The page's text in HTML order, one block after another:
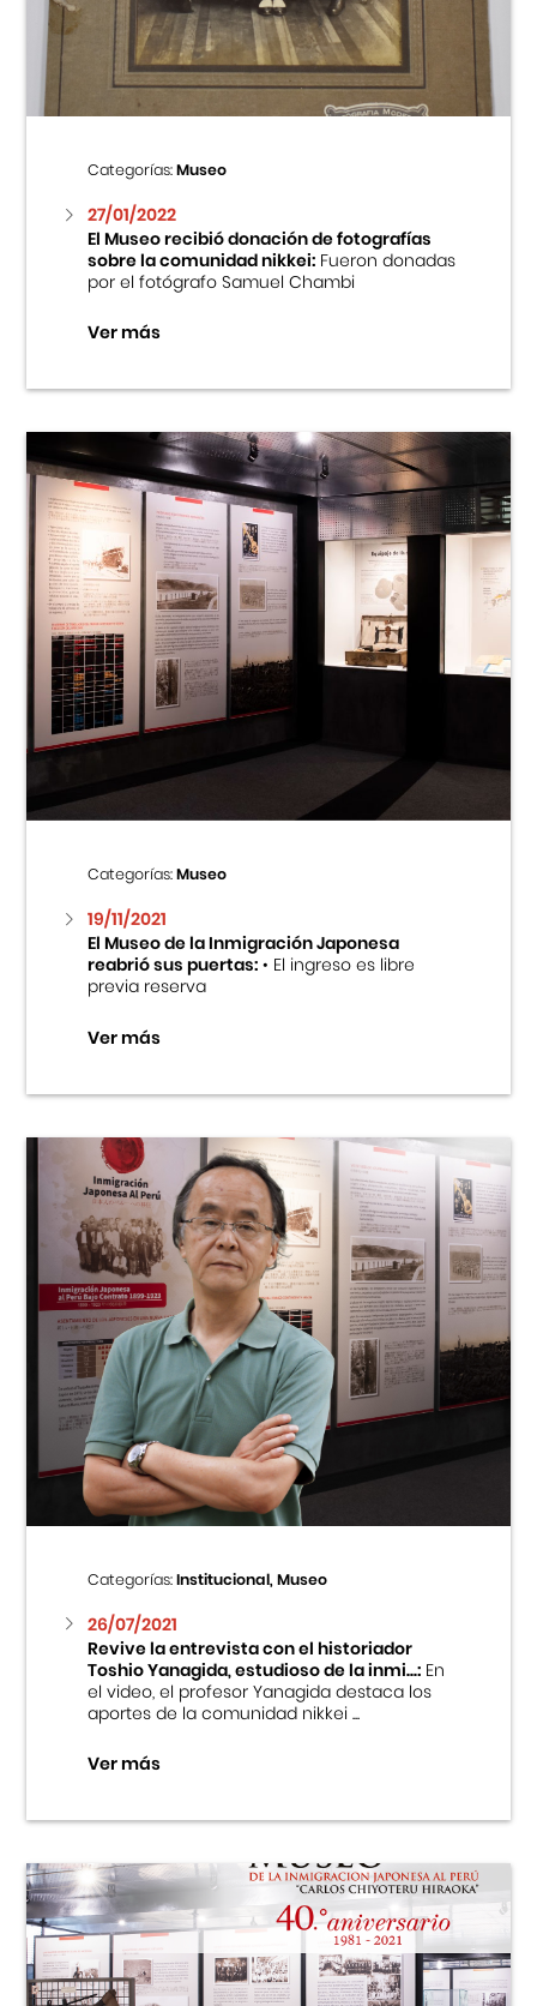
Centro Cultural Peruano Japonés
Museo de la Inmigración Japonesa
Fondo Editorial
Teatro Peruano Japonés
Categorías:Museo
27/01/2022
El Museo recibió donación de fotografías
sobre la comunidad nikkei:Fueron donadas
por el fotógrafo Samuel Chambi
Ver más
Categorías:Museo
19/11/2021
El Museo de la Inmigración Japonesa
reabrió sus puertas:• El ingreso es libre
previa reserva
Ver más
Categorías:Institucional, Museo
26/07/2021
Revive la entrevista con el historiador
Toshio Yanagida, estudioso de la inmi...:En
el video, el profesor Yanagida destaca los
aportes de la comunidad nikkei ...
Ver más